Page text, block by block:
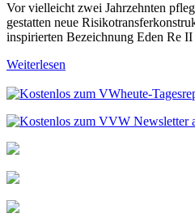
Vor vielleicht zwei Jahrzehnten
gestatten neue
inspirierten Bezeichnung Eden Re
Weiterlesen